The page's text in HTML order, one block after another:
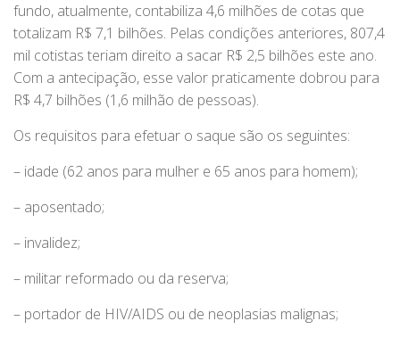
fundo, atualmente, contabiliza 4,6 milhões de cotas que
totalizam R$ 7,1 bilhões. Pelas condições anteriores, 807,4
mil cotistas teriam direito a sacar R$ 2,5 bilhões este ano.
Com a antecipação, esse valor praticamente dobrou para
R$ 4,7 bilhões (1,6 milhão de pessoas).
Os requisitos para efetuar o saque são os seguintes:
– idade (62 anos para mulher e 65 anos para homem);
– aposentado;
– invalidez;
– militar reformado ou da reserva;
– portador de HIV/AIDS ou de neoplasias malignas;